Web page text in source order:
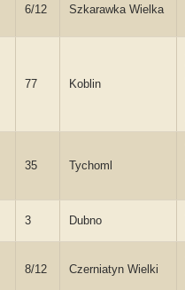
6/12 Szkarawka Wielka
77 Koblin
35 Tychoml
3 Dubno
8/12 Czerniatyn Wielki